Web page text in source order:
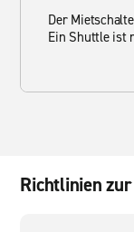
Der
Ein Shuttle ist
Richtlinien